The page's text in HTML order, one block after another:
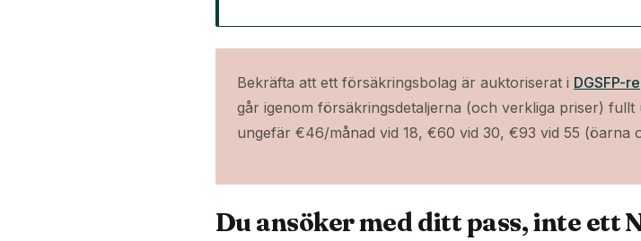
Bekräfta att ett försäkringsbolag är auktoriserat i DGSFP-
går igenom försäkringsdetaljerna (och verkliga priser)
ungefär €46/månad vid 18, €60 vid 30, €93 vid 55 (öarna
Du ansöker med ditt pass, inte ett